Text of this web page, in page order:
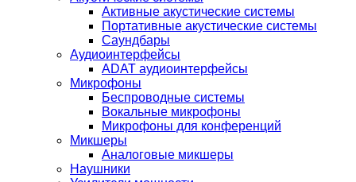
Активные акустические системы
Портативные акустические системы
Саундбары
Аудиоинтерфейсы
ADAT аудиоинтерфейсы
Микрофоны
Беспроводные системы
Вокальные микрофоны
Микрофоны для конференций
Микшеры
Аналоговые микшеры
Наушники